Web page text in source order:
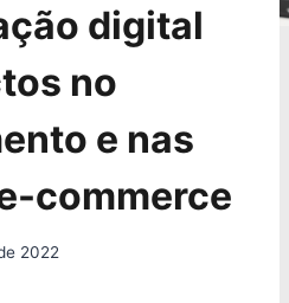
digital
no
e nas
commerce
2022